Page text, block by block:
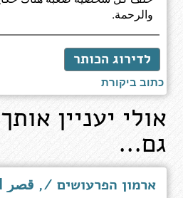
والرحمة.
לדירוג הכותר
כתוב ביקורת
אולי יעניין
גם...
ארמון הפרעושים /, قصر